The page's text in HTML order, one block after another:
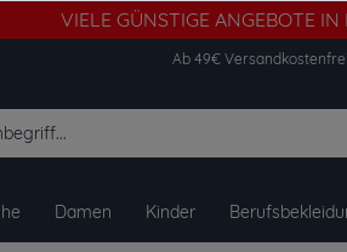
VIELE GÜNSTIGE ANGEBOTE IN
Ab 49€
Damen Kinder